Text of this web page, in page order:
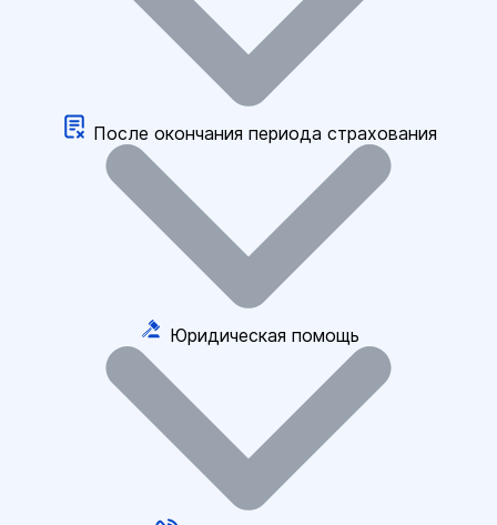
После окончания периода страхования
Юридическая помощь